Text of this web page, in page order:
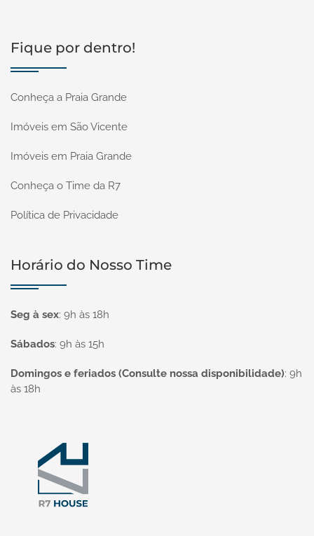
Fique por dentro!
Conheça a Praia Grande
Imóveis em São Vicente
Imóveis em Praia Grande
Conheça o Time da R7
Política de Privacidade
Horário do Nosso Time
Seg à sex: 9h às 18h
Sábados: 9h às 15h
Domingos e feriados (Consulte nossa disponibilidade): 9h
às 18h